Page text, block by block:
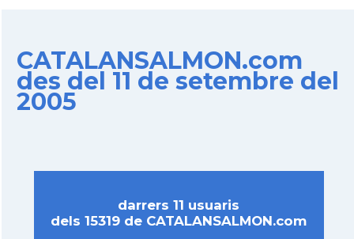
CATALANSALMON.com
des del 11 de setembre del
2005
darrers 11 usuaris
dels 15319 de CATALANSALMON.com